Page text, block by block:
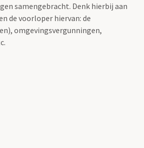
samengebracht. Denk hierbij aan
de voorloper hiervan: de
omgevingsvergunningen,